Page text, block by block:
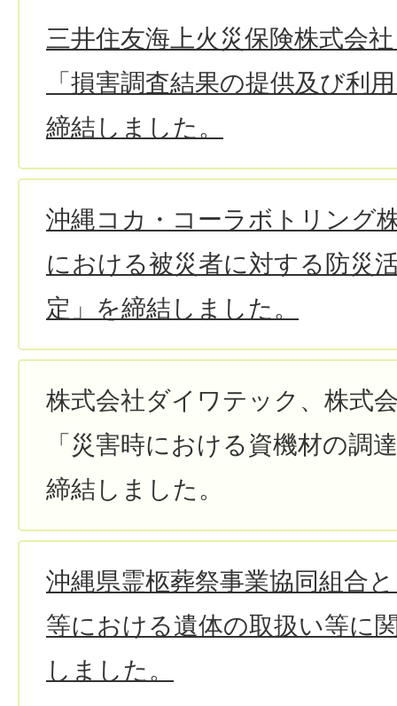
三井住友海上火災保険株式会
「損害調査結果の提供及び利
締結しました。
沖縄コカ・コーラボトリング
における被災者に対する防災
定」を締結しました。
株式会社ダイワテック、株式
「災害時における資機材の調
締結しました。
沖縄県霊柩葬祭事業協同組合
等における遺体の取扱い等に
しました。